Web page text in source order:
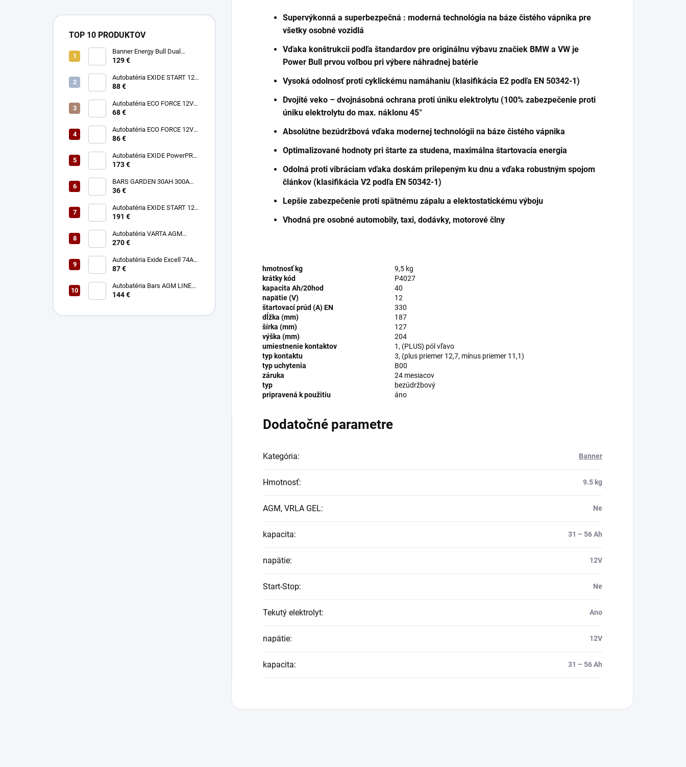
TOP 10 PRODUKTOV
Banner Energy Bull Dual
Power 12V 100Ah 95751
129 €
Autobatéria EXIDE START 12V
50Ah 450A EN500
88 €
Autobatéria ECO FORCE 12V
72Ah 680A
68 €
Autobatéria ECO FORCE 12V
100Ah 760A
86 €
Autobatéria EXIDE PowerPRO
12V 125Ah 850A EF1250
173 €
BARS GARDEN 30AH 300A
12V L+
36 €
Autobatéria EXIDE START 12V
140Ah 800A EN900
191 €
Autobatéria VARTA AGM
Dynamic 12V 95Ah 850A A5
270 €
Autobatéria Exide Excell 74Ah
12V 680A EB741
87 €
Autobatéria Bars AGM LINE
12V 80Ah 800A
144 €
Supervýkonná a superbezpečná : moderná technológia na báze čistého vápnika pre
všetky osobné vozidlá
Vďaka konštrukcii podľa štandardov pre originálnu výbavu značiek BMW a VW je
Power Bull prvou voľbou pri výbere náhradnej batérie
Vysoká odolnosť proti cyklickému namáhaniu (klasifikácia E2 podľa EN 50342-1)
Dvojité veko – dvojnásobná ochrana proti úniku elektrolytu (100% zabezpečenie proti
úniku elektrolytu do max. náklonu 45°
Absolútne bezúdržbová vďaka modernej technológii na báze čistého vápnika
Optimalizované hodnoty pri štarte za studena, maximálna štartovacia energia
Odolná proti vibráciam vďaka doskám prilepeným ku dnu a vďaka robustným spojom
článkov (klasifikácia V2 podľa EN 50342-1)
Lepšie zabezpečenie proti spätnému zápalu a elektostatickému výboju
Vhodná pre osobné automobily, taxi, dodávky, motorové člny
hmotnosť kg
9,5 kg
krátky kód
P4027
kapacita Ah/20hod
40
napätie (V)
12
štartovací prúd (A) EN 330
dĺžka (mm)
187
šírka (mm)
127
výška (mm)
204
umiestnenie kontaktov
1, (PLUS) pól vľavo
typ kontaktu
3, (plus priemer 12,7, mínus priemer 11,1)
typ uchytenia
B00
záruka
24 mesiacov
typ
bezúdržbový
pripravená k použitiu
áno
Dodatočné parametre
Kategória: Banner
Hmotnosť: 9.5 kg
AGM, VRLA GEL: Ne
kapacita: 31 – 56 Ah
napätie: 12V
Start-Stop: Ne
Tekutý elektrolyt: Ano
napätie: 12V
kapacita: 31 – 56 Ah